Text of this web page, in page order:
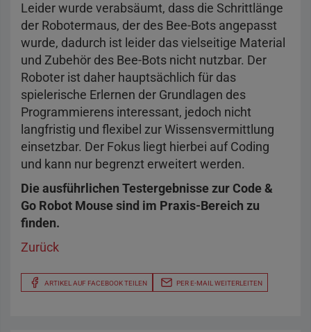
Leider wurde verabsäumt, dass die Schrittlänge
der Robotermaus, der des Bee-Bots angepasst
wurde, dadurch ist leider das vielseitige Material
und Zubehör des Bee-Bots nicht nutzbar. Der
Roboter ist daher hauptsächlich für das
spielerische Erlernen der Grundlagen des
Programmierens interessant, jedoch nicht
langfristig und flexibel zur Wissensvermittlung
einsetzbar. Der Fokus liegt hierbei auf Coding
und kann nur begrenzt erweitert werden.
Die ausführlichen Testergebnisse zur Code &
Go Robot Mouse sind im Praxis-Bereich zu
finden.
Zurück
ARTIKEL AUF FACEBOOK TEILEN PER E-MAIL WEITERLEITEN